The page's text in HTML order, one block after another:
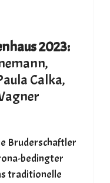
2023:
Calka,
Bruderschaftler
bedingter
traditionelle